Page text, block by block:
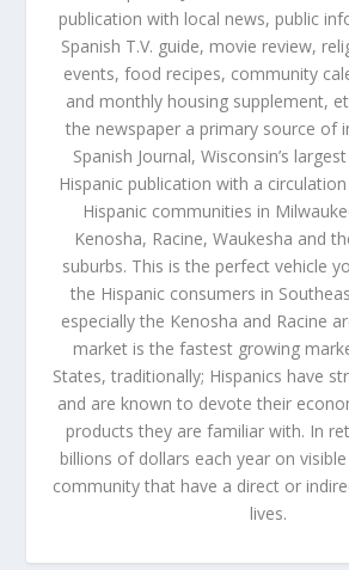
publication with local news, public
Spanish T.V. guide, movie review,
events, food recipes, community
and monthly housing supplement,
the newspaper a primary source of
Spanish Journal, Wisconsin’s
Hispanic publication with a
Hispanic communities in
Kenosha, Racine, Waukesha and
suburbs. This is the perfect vehicle
the Hispanic consumers in
especially the Kenosha and Racine
market is the fastest growing
States, traditionally; Hispanics have
and are known to devote their
products they are familiar with. In
billions of dollars each year on
community that have a direct or
lives.